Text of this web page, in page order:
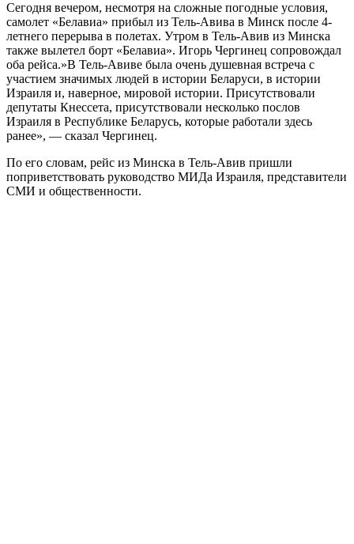
Сегодня вечером, несмотря на сложные погодные условия,
самолет «Белавиа» прибыл из Тель-Авива в Минск после 4-
летнего перерыва в полетах. Утром в Тель-Авив из Минска
также вылетел борт «Белавиа». Игорь Чергинец сопровождал
оба рейса.»В Тель-Авиве была очень душевная встреча с
участием значимых людей в истории Беларуси, в истории
Израиля и, наверное, мировой истории. Присутствовали
депутаты Кнессета, присутствовали несколько послов
Израиля в Республике Беларусь, которые работали здесь
ранее», — сказал Чергинец.
По его словам, рейс из Минска в Тель-Авив пришли
поприветствовать руководство МИДа Израиля, представители
СМИ и общественности.